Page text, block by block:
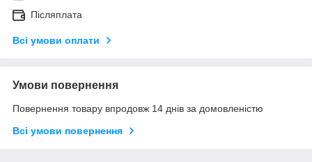
Післяплата
Всі умови оплати
Умови повернення
Повернення товару впродовж 14 днів за домовленістю
Всі умови повернення